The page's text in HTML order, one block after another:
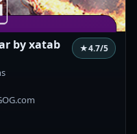
by xatab ★4.7/5